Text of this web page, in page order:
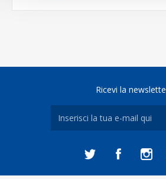
Ricevi la